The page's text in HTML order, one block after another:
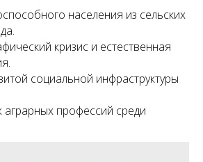
населения из сельских
кризис и естественная
социальной инфраструктуры
аграрных профессий среди